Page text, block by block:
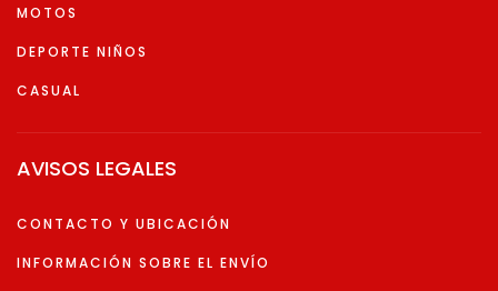
MOTOS
DEPORTE NIÑOS
CASUAL
AVISOS LEGALES
CONTACTO Y UBICACIÓN
INFORMACIÓN SOBRE EL ENVÍO